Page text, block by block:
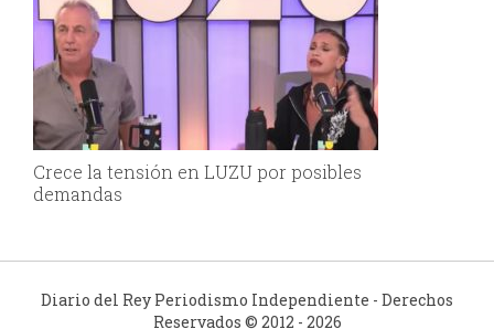
Crece la tensión en LUZU por posibles
demandas
Diario del Rey Periodismo Independiente - Derechos
Reservados © 2012 - 2026